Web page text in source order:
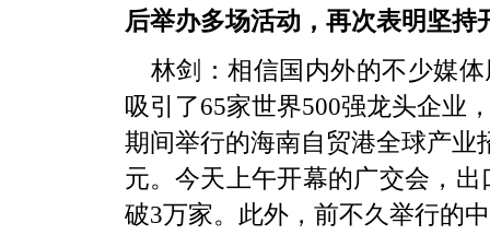
后举办多场活动，再次表明坚
林剑：相信国内外的不少媒
吸引了65家世界500强龙头企业
期间举行的海南自贸港全球产业
元。今天上午开幕的广交会，
破3万家。此外，前不久举行的